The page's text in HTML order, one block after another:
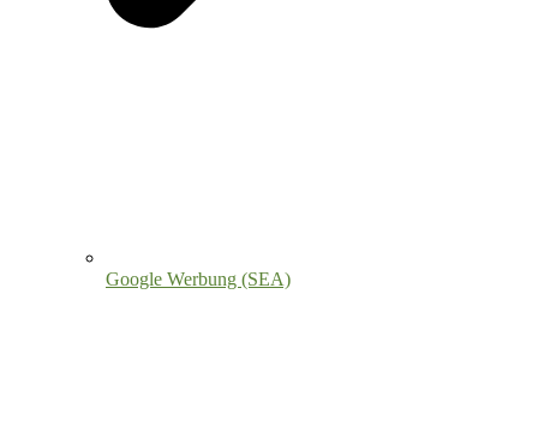
Google Werbung (SEA)